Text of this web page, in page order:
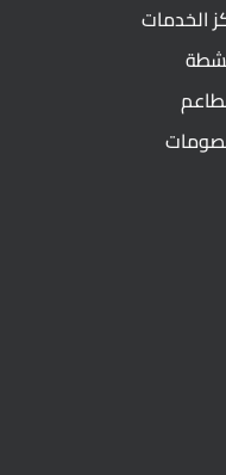
الخدمات